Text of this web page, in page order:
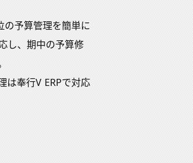
の予算管理を簡単に
し、期中の予算修
は奉行V ERPで対応